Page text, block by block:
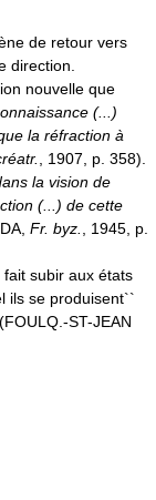
de retour vers
direction.
nouvelle que
(...)
la réfraction à
, 1907, p. 358).
la vision de
(...) de cette
Fr. byz.
, 1945, p.
fait subir aux états
ils se produisent``
(FOULQ.-ST-JEAN